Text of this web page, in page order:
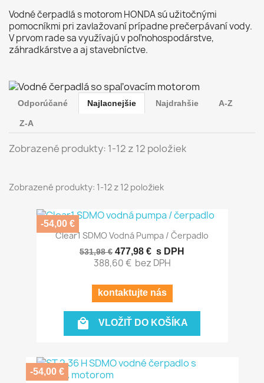
Vodné čerpadlá s motorom HONDA sú užitočnými
pomocníkmi pri zavlažovaní prípadne prečerpávaní vody.
V prvom rade sa využívajú v poľnohospodárstve,
záhradkárstve a aj stavebníctve.
Odporúčané Najlacnejšie Najdrahšie A-Z
Z-A
Zobrazené produkty: 1-12 z 12 položiek
Zobrazené produkty: 1-12 z 12 položiek
Clear1 SDMO Vodná Pumpa / Čerpadlo
531,98 € 477,98 € s DPH
388,60 € bez DPH
kontaktujte nás
 VLOŽIŤ DO KOŠÍKA
-54,00 €
-54,00 €